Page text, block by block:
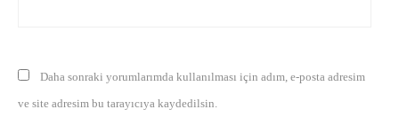
Daha sonraki yorumlarımda kullanılması için adım, e-posta adresim
ve site adresim bu tarayıcıya kaydedilsin.